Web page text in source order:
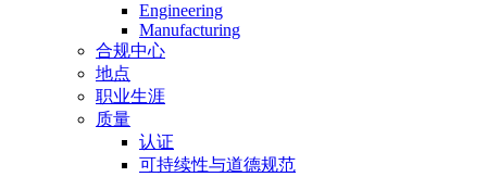
Engineering
Manufacturing
合规中心
地点
职业生涯
质量
认证
可持续性与道德规范